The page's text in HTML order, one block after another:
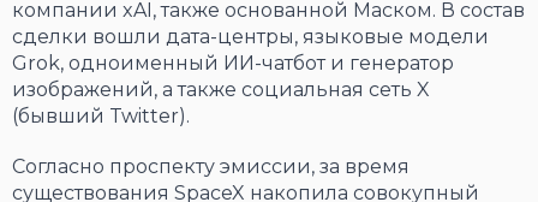
компании xAI, также основанной Маском. В состав
сделки вошли дата-центры, языковые модели
Grok, одноименный ИИ-чатбот и генератор
изображений, а также социальная сеть X
(бывший Twitter).
Согласно проспекту эмиссии, за время
существования SpaceX накопила совокупный